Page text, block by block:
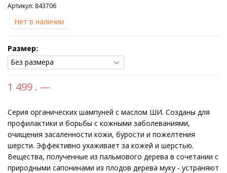
Артикул: 843706
Нет в наличии
Размер:
1 499 . —
Серия органических шампуней с маслом ШИ. Созданы для
профилактики и борьбы с кожными заболеваниями,
очищения засаленности кожи, бурости и пожелтения
шерсти. Эффективно ухаживает за кожей и шерстью.
Вещества, полученные из пальмового дерева в сочетании с
природными сапонинами из плодов дерева муку - устраняют